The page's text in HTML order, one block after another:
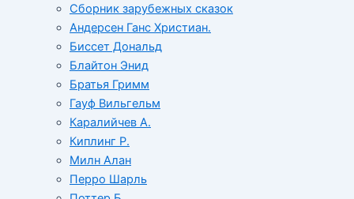
Сборник зарубежных сказок
Андерсен Ганс Христиан.
Биссет Дональд
Блайтон Энид
Братья Гримм
Гауф Вильгельм
Каралийчев А.
Киплинг Р.
Милн Алан
Перро Шарль